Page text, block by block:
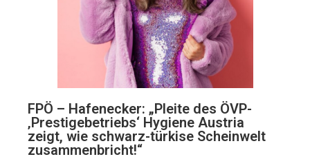
FPÖ – Hafenecker: „Pleite des ÖVP-
‚Prestigebetriebs‘ Hygiene Austria
zeigt, wie schwarz-türkise Scheinwelt
zusammenbricht!“